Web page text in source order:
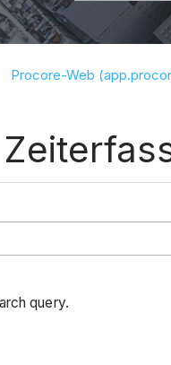
und
Procore-Web
query.